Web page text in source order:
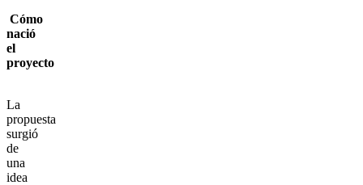
Cómo
nació
el
proyecto
La
propuesta
surgió
de
una
idea